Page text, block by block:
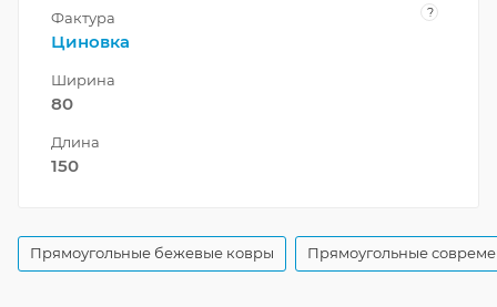
Фактура ?
Циновка
Ширина
80
Длина
150
Прямоугольные бежевые ковры Прямоугольные